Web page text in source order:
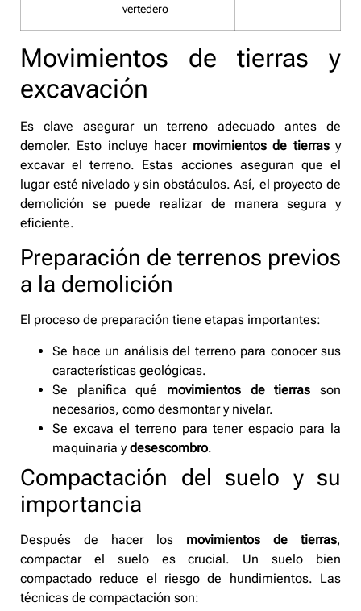
vertedero
Movimientos de tierras y
excavación
Es clave asegurar un terreno adecuado antes de
demoler. Esto incluye hacer movimientos de tierrasy
excavar el terreno. Estas acciones aseguran que el
lugar esté nivelado y sin obstáculos. Así, el proyecto de
demolición se puede realizar de manera segura y
eficiente.
Preparación de terrenos previos
a la demolición
El proceso de preparación tiene etapas importantes:
Se hace un análisis del terreno para conocer sus
características geológicas.
Se planifica qué movimientos de tierras son
necesarios, como desmontar y nivelar.
Se excava el terreno para tener espacio para la
maquinaria ydesescombro.
Compactación del suelo y su
importancia
Después de hacer los movimientos de tierras,
compactar el suelo es crucial. Un suelo bien
compactado reduce el riesgo de hundimientos. Las
técnicas de compactación son: